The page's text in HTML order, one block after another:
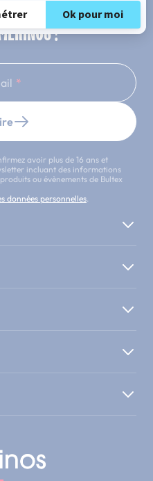
!
avoir plus de 16 ans et
incluant des informations
ou évènements de Bultex
données personnelles.